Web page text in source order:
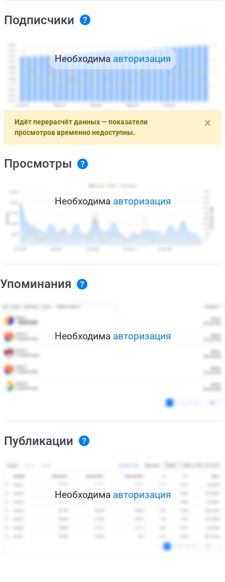
Подписчики
Необходима авторизация
×
Идёт перерасчёт данных — показатели
просмотров временно недоступны.
Просмотры
Необходима авторизация
Упоминания
Необходима авторизация
Публикации
Необходима авторизация